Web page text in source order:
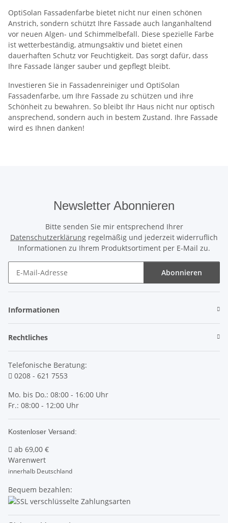
OptiSolan Fassadenfarbe bietet nicht nur einen schönen
Anstrich, sondern schützt Ihre Fassade auch langanhaltend
vor neuen Algen- und Schimmelbefall. Diese spezielle Farbe
ist wetterbeständig, atmungsaktiv und bietet einen
dauerhaften Schutz vor Feuchtigkeit. Das sorgt dafür, dass
Ihre Fassade länger sauber und gepflegt bleibt.
Investieren Sie in Fassadenreiniger und OptiSolan
Fassadenfarbe, um Ihre Fassade zu schützen und ihre
Schönheit zu bewahren. So bleibt Ihr Haus nicht nur optisch
ansprechend, sondern auch in bestem Zustand. Ihre Fassade
wird es Ihnen danken!
Newsletter Abonnieren
Bitte senden Sie mir entsprechend Ihrer
Datenschutzerklärung regelmäßig und jederzeit widerruflich
Informationen zu Ihrem Produktsortiment per E-Mail zu.
Abonnieren
Informationen
Rechtliches
Telefonische Beratung:
0208 - 621 7553
Mo. bis Do.: 08:00 - 16:00 Uhr
Fr.: 08:00 - 12:00 Uhr
Kostenloser Versand:
ab 69,00 €
Warenwert
innerhalb Deutschland
Bequem bezahlen: